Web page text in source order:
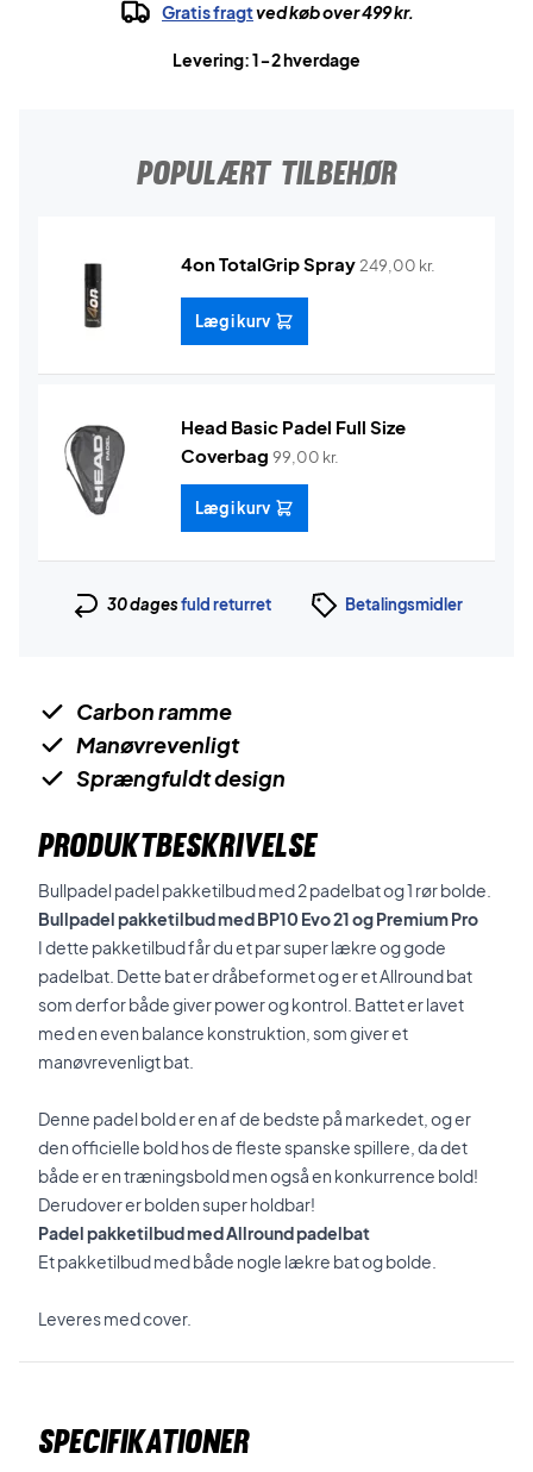
Gratis fragtved køb over 499 kr.
Levering: 1-2 hverdage
POPULÆRT TILBEHØR
4on TotalGrip Spray 249,00 kr.
Læg i kurv
Head Basic Padel Full Size
Coverbag 99,00 kr.
Læg i kurv
30 dagesfuld returret Betalingsmidler
Carbon ramme
Manøvrevenligt
Sprængfuldt design
PRODUKTBESKRIVELSE
Bullpadel padel pakketilbud med 2 padelbat og 1 rør bolde.
Bullpadel pakketilbud med BP10 Evo 21 og Premium Pro
I dette pakketilbud får du et par super lækre og gode
padelbat. Dette bat er dråbeformet og er et Allround bat
som derfor både giver power og kontrol. Battet er lavet
med en even balance konstruktion, som giver et
manøvrevenligt bat.
Denne padel bold er en af de bedste på markedet, og er
den officielle bold hos de fleste spanske spillere, da det
både er en træningsbold men også en konkurrence bold!
Derudover er bolden super holdbar!
Padel pakketilbud med Allround padelbat
Et pakketilbud med både nogle lækre bat og bolde.
Leveres med cover.
Specifikationer